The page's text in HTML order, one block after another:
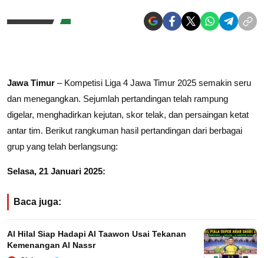
Jawa Timur – Kompetisi Liga 4 Jawa Timur 2025 semakin seru
dan menegangkan. Sejumlah pertandingan telah rampung
digelar, menghadirkan kejutan, skor telak, dan persaingan ketat
antar tim. Berikut rangkuman hasil pertandingan dari berbagai
grup yang telah berlangsung:
Selasa, 21 Januari 2025:
Baca juga:
Al Hilal Siap Hadapi Al Taawon Usai Tekanan
Kemenangan Al Nassr